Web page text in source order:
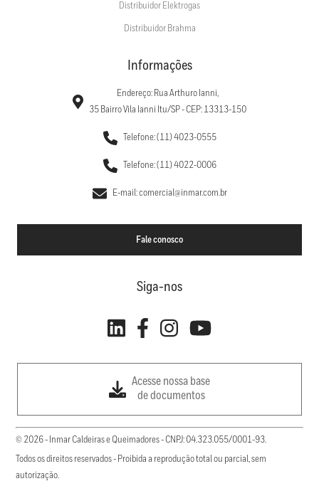
Distribuidor Elektrogas
Distribuidor Brahma
Informações
Endereço: Rua Arthuro Ianni,
35 Bairro Vila Ianni Itu/SP - CEP: 13313-150
Telefone: (11) 4023-0555
Telefone: (11) 4022-0006
E-mail: comercial@inmar.com.br
Fale conosco
Siga-nos
Acesse nossa base
de documentos
© 2026 - Inmar Caldeiras e Queimadores - CNPJ: 04.323.055/0001-93.
Todos os direitos reservados - Proibida a reprodução total ou parcial, sem
autorização.